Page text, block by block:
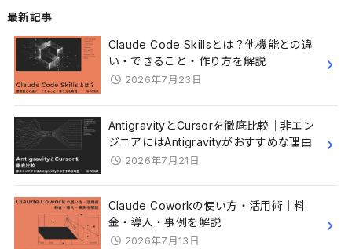
最新記事
Claude Code Skillsとは？他機能との違
い・できること・作り方を解説
2026年7月23日
AntigravityとCursorを徹底比較｜非エン
ジニアにはAntigravityがおすすめな理由
2026年7月21日
Claude Coworkの使い方・活用術｜料
金・導入・事例を解説
2026年7月13日